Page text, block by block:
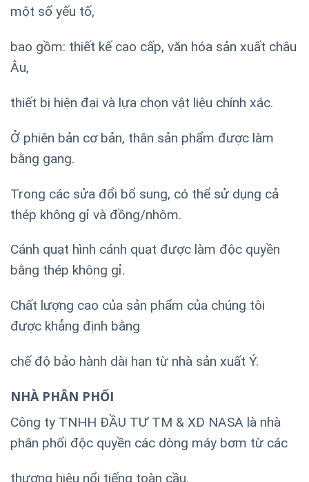
một số yếu tố,
bao gồm: thiết kế cao cấp, văn hóa sản xuất châu
Âu,
thiết bị hiện đại và lựa chọn vật liệu chính xác.
Ở phiên bản cơ bản, thân sản phẩm được làm
bằng gang.
Trong các sửa đổi bổ sung, có thể sử dụng cả
thép không gỉ và đồng/nhôm.
Cánh quạt hình cánh quạt được làm độc quyền
bằng thép không gỉ.
Chất lượng cao của sản phẩm của chúng tôi
được khẳng định bằng
chế độ bảo hành dài hạn từ nhà sản xuất Ý.
NHÀ PHÂN PHỐI
Công ty TNHH ĐẦU TƯ TM & XD NASA là nhà
phân phối độc quyền các dòng máy bơm từ các
thương hiệu nổi tiếng toàn cầu.